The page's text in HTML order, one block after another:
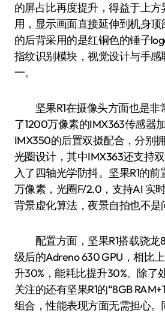
的屏占比再度提升，得益于上
用，显示画面直接延伸到机身顶
的后背采用的是红铜色的锤子
指纹识别模块，视觉设计与手
一。
坚果R1在摄像头方面也是非
了1200万像素的IMX363传感器
IMX350的后置双摄配合，分别
光圈设计，其中IMX363还支持
入了四轴光学防抖。坚果R1的
万像素，光圈F/2.0，支持AI 实
背景虚化算法，夜景自拍也不是
配置方面，坚果R1搭载骁龙
级后的Adreno 630 GPU，相比
升30%，能耗比提升30%。除了
关注的还有坚果R1的“8GB
组合，性能表现方面无需担心。